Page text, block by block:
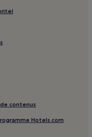
contenus
Hotels.com